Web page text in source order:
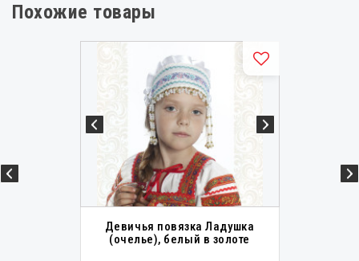
Похожие товары
Девичья повязка Ладушка
(очелье), белый в золоте